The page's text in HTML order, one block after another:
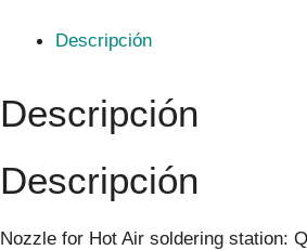
Descripción
Descripción
Descripción
Nozzle for Hot Air soldering station: